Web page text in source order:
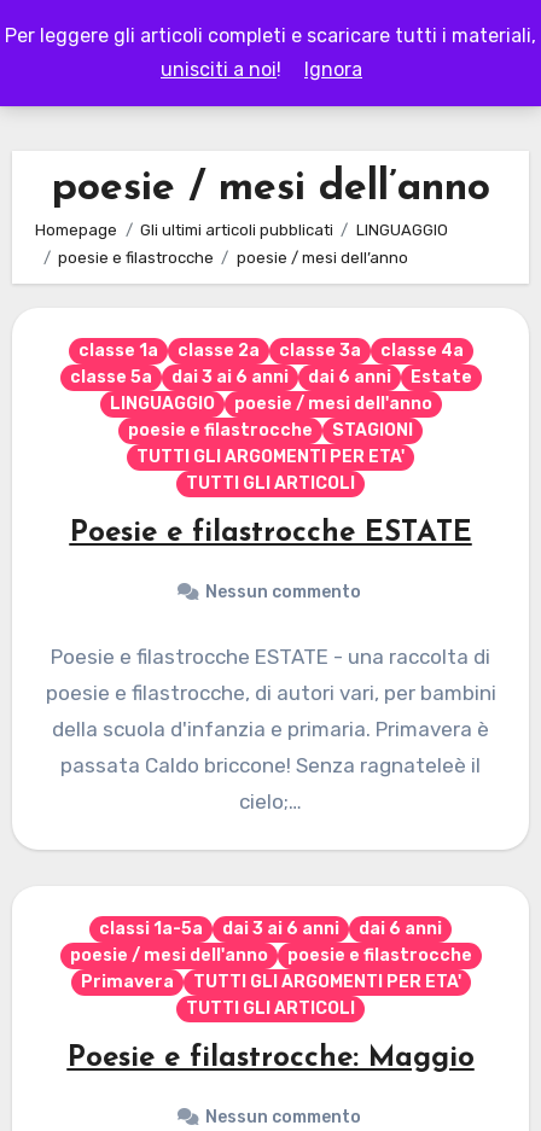
Per leggere gli articoli completi e scaricare tutti i materiali,
unisciti a noi! Ignora
to
LAPAPPADOLCE
poesie / mesi dell’anno
Homepage Gli ultimi articoli pubblicati
LINGUAGGIO
poesie e filastrocche
poesie / mesi dell’anno
classe 1a classe 2a classe 3a
classe 4a
classe 5a
dai 3 ai 6 anni dai 6 anni
Estate
LINGUAGGIO
poesie / mesi dell'anno
poesie e filastrocche
STAGIONI
TUTTI GLI ARGOMENTI PER ETA'
TUTTI GLI ARTICOLI
Poesie e filastrocche ESTATE
Nessun commento
Poesie e filastrocche ESTATE - una raccolta di
poesie e filastrocche, di autori vari, per bambini
della scuola d'infanzia e primaria. Primavera è
passata Caldo briccone! Senza ragnateleè il
cielo;…
classi 1a-5a dai 3 ai 6 anni
dai 6 anni
poesie / mesi dell'anno
poesie e filastrocche
Primavera
TUTTI GLI ARGOMENTI PER ETA'
TUTTI GLI ARTICOLI
Poesie e filastrocche: Maggio
Nessun commento